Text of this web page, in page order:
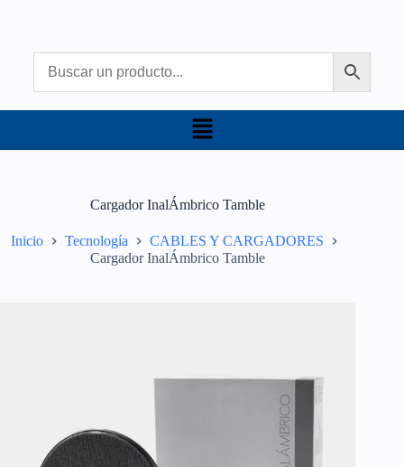
Cargador InalÁmbrico Tamble
Inicio Tecnología
CABLES Y CARGADORES
Cargador InalÁmbrico Tamble